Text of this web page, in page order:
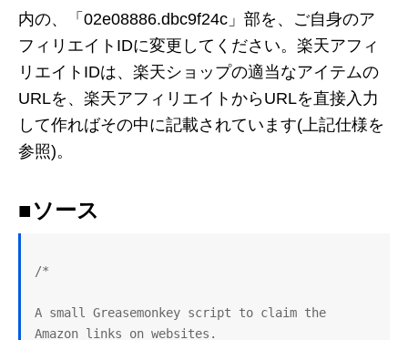
内の、「02e08886.dbc9f24c」部を、ご自身のア
フィリエイトIDに変更してください。楽天アフィ
リエイトIDは、楽天ショップの適当なアイテムの
URLを、楽天アフィリエイトからURLを直接入力
して作ればその中に記載されています(上記仕様を
参照)。
■ソース
/*
A small Greasemonkey script to claim the
Amazon links on websites.